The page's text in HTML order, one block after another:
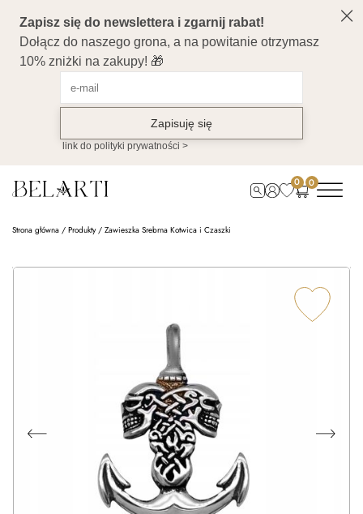
0 0
Strona główna / Produkty/ Zawieszka Srebrna Kotwica i Czaszki